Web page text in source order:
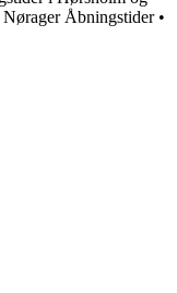
Åbningstider•